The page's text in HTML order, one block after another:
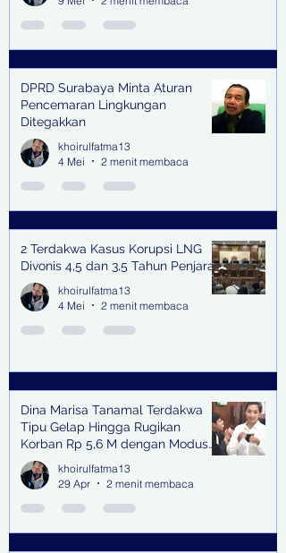
DPRD Surabaya Minta Aturan
Pencemaran Lingkungan
Ditegakkan
khoirulfatma13
4 Mei
2 menit membaca
2 Terdakwa Kasus Korupsi LNG
Divonis 4,5 dan 3,5 Tahun Penjara
khoirulfatma13
4 Mei
2 menit membaca
Dina Marisa Tanamal Terdakwa
Tipu Gelap Hingga Rugikan
Korban Rp 5,6 M dengan Modus
Kerja Sama Impor Bodong
khoirulfatma13
29 Apr
2 menit membaca